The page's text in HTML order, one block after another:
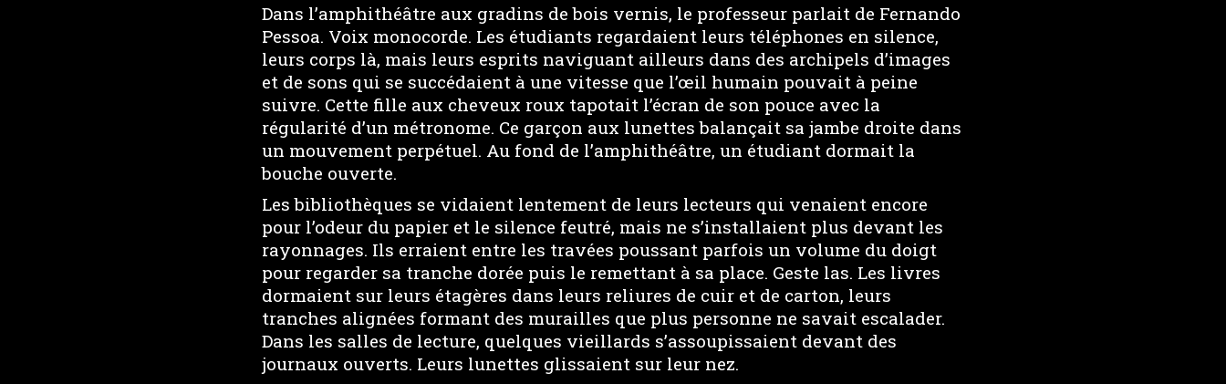
Dans l’amphithéâtre aux gradins de bois vernis, le professeur parlait de Fernando
Pessoa. Voix monocorde. Les étudiants regardaient leurs téléphones en silence,
leurs corps là, mais leurs esprits naviguant ailleurs dans des archipels d’images
et de sons qui se succédaient à une vitesse que l’œil humain pouvait à peine
suivre. Cette fille aux cheveux roux tapotait l’écran de son pouce avec la
régularité d’un métronome. Ce garçon aux lunettes balançait sa jambe droite dans
un mouvement perpétuel. Au fond de l’amphithéâtre, un étudiant dormait la
bouche ouverte.
Les bibliothèques se vidaient lentement de leurs lecteurs qui venaient encore
pour l’odeur du papier et le silence feutré, mais ne s’installaient plus devant les
rayonnages. Ils erraient entre les travées poussant parfois un volume du doigt
pour regarder sa tranche dorée puis le remettant à sa place. Geste las. Les livres
dormaient sur leurs étagères dans leurs reliures de cuir et de carton, leurs
tranches alignées formant des murailles que plus personne ne savait escalader.
Dans les salles de lecture, quelques vieillards s’assoupissaient devant des
journaux ouverts. Leurs lunettes glissaient sur leur nez.